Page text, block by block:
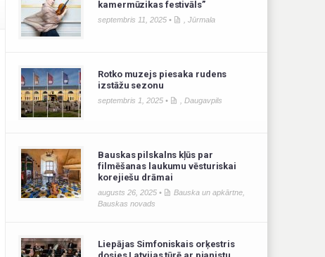
kamermūzikas festivāls”
septembris 11, 2025 • ,Jūrmala
Rotko muzejs piesaka rudens
izstāžu sezonu
septembris 1, 2025 • ,Daugavpils
Bauskas pilskalns kļūs par
filmēšanas laukumu vēsturiskai
korejiešu drāmai
augusts 26, 2025 • Bauska un apkārtne
Bauskas novads
Liepājas Simfoniskais orķestris